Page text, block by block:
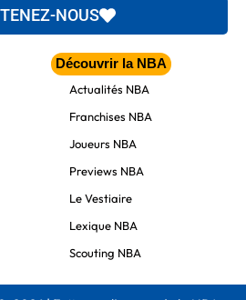
NOUS
Découvrir la NBA
Actualités NBA
Franchises NBA
Joueurs NBA
Previews NBA
Le Vestiaire
Lexique NBA
Scouting NBA